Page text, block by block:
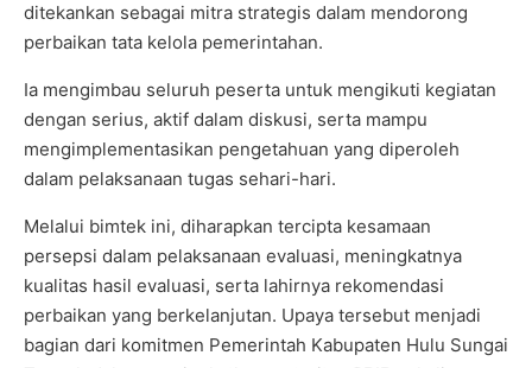
ditekankan sebagai mitra strategis dalam mendorong
perbaikan tata kelola pemerintahan.
Ia mengimbau seluruh peserta untuk mengikuti kegiatan
dengan serius, aktif dalam diskusi, serta mampu
mengimplementasikan pengetahuan yang diperoleh
dalam pelaksanaan tugas sehari-hari.
Melalui bimtek ini, diharapkan tercipta kesamaan
persepsi dalam pelaksanaan evaluasi, meningkatnya
kualitas hasil evaluasi, serta lahirnya rekomendasi
perbaikan yang berkelanjutan. Upaya tersebut menjadi
bagian dari komitmen Pemerintah Kabupaten Hulu Sungai